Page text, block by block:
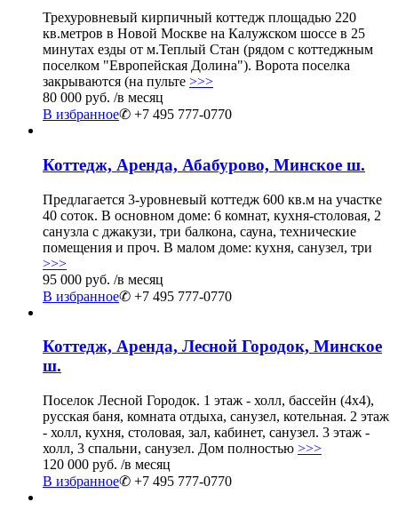
Трехуровневый кирпичный коттедж площадью 220
кв.метров в Новой Москве на Калужском шоссе в 25
минутах езды от м.Теплый Стан (рядом с коттеджным
поселком "Европейская Долина"). Ворота поселка
закрываются (на пульте >>>
80 000 руб. /в месяц
В избранное✆ +7 495 777-0770
Коттедж, Аренда, Абабурово, Минское ш.
Предлагается 3-уровневый коттедж 600 кв.м на участке
40 соток. В основном доме: 6 комнат, кухня-столовая, 2
санузла с джакузи, три балкона, сауна, технические
помещения и проч. В малом доме: кухня, санузел, три
>>>
95 000 руб. /в месяц
В избранное✆ +7 495 777-0770
Коттедж, Аренда, Лесной Городок, Минское
ш.
Поселок Лесной Городок. 1 этаж - холл, бассейн (4х4),
русская баня, комната отдыха, санузел, котельная. 2 этаж
- холл, кухня, столовая, зал, кабинет, санузел. 3 этаж -
холл, 3 спальни, санузел. Дом полностью >>>
120 000 руб. /в месяц
В избранное✆ +7 495 777-0770